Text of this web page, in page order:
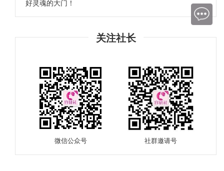
好灵魂的大门！
关注社长
微信公众号 社群邀请号